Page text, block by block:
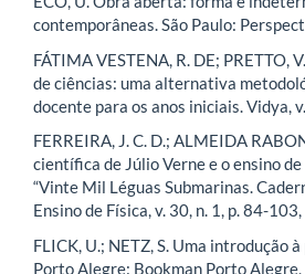
contemporâneas. São Paulo:
FÁTIMA VESTENA, R. DE; PRETTO,
de ciências: uma alternativa
docente para os anos iniciais. Vidya,
FERREIRA, J. C. D.; ALMEIDA
científica de Júlio Verne e o ensino
“Vinte Mil Léguas Submarinas.
Ensino de Física, v. 30, n. 1, p. 84-
FLICK, U.; NETZ, S. Uma introdução
Porto Alegre: Bookman Porto Alegre,